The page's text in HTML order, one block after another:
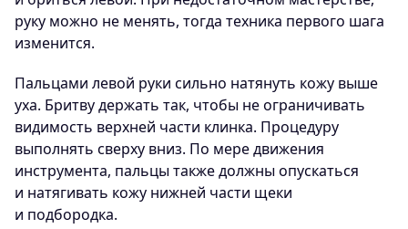
руку можно не менять, тогда техника первого шага
изменится.
Пальцами левой руки сильно натянуть кожу выше
уха. Бритву держать так, чтобы не ограничивать
видимость верхней части клинка. Процедуру
выполнять сверху вниз. По мере движения
инструмента, пальцы также должны опускаться
и натягивать кожу нижней части щеки
и подбородка.